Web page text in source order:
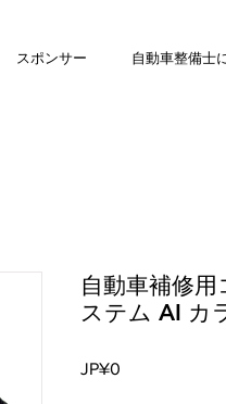
スポンサー 自動車整備士
自動車補修
ステム AI カ
JP¥0